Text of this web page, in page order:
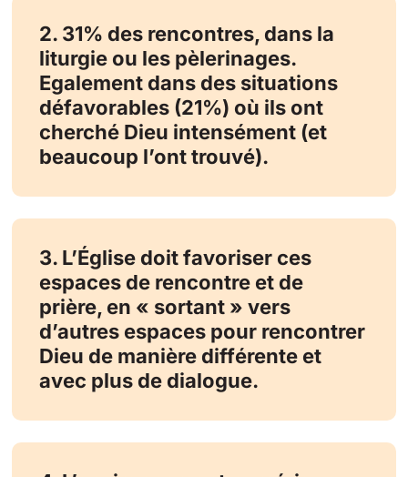
2. 31% des rencontres, dans la
liturgie ou les pèlerinages.
Egalement dans des situations
défavorables (21%) où ils ont
cherché Dieu intensément (et
beaucoup l’ont trouvé).
3. L’Église doit favoriser ces
espaces de rencontre et de
prière, en « sortant » vers
d’autres espaces pour rencontrer
Dieu de manière différente et
avec plus de dialogue.